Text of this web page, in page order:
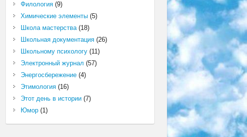
Филология(9)
Химические элементы(5)
Школа мастерства(18)
Школьная документация(26)
Школьному психологу(11)
Электронный журнал (57)
Энергосбережение(4)
Этимология(16)
Этот день в истории(7)
Юмор(1)